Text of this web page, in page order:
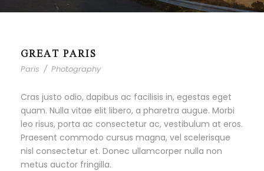
GREAT PARIS
Paris / Photography
Cras justo odio, dapibus ac facilisis in, egestas eget
quam. Nulla vitae elit libero, a pharetra augue. Morbi
leo risus, porta ac consectetur ac, vestibulum at eros.
Praesent commodo cursus magna, vel scelerisque
nisl consectetur et. Donec ullamcorper nulla non
metus auctor fringilla.